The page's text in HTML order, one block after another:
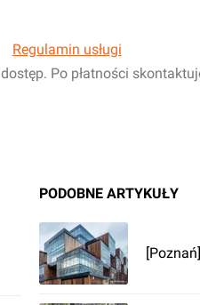
Regulamin usługi
Po płatności
PODOBNE ARTYKUŁY